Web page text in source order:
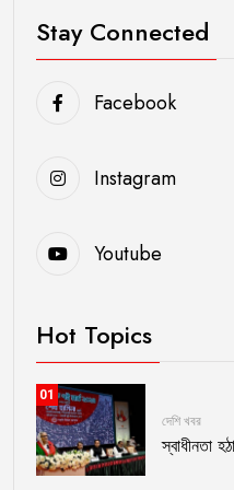
Stay Connected
Facebook
Instagram
Youtube
Hot Topics
01
দেশি খবর
স্বাধীনতা